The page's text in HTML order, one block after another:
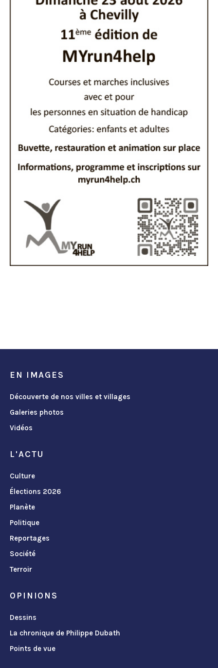
EN IMAGES
Découverte de nos villes et villages
Galeries photos
Vidéos
L'ACTU
Culture
Élections 2026
Planète
Politique
Reportages
Société
Terroir
OPINIONS
Dessins
La chronique de Philippe Dubath
Points de vue